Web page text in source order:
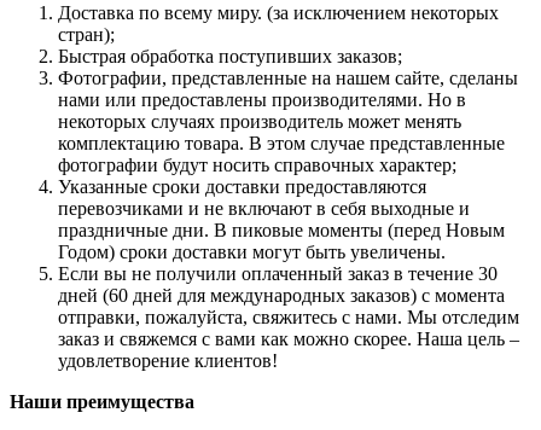
Доставка по всему миру. (за исключением некоторых
стран);
Быстрая обработка поступивших заказов;
Фотографии, представленные на нашем сайте, сделаны
нами или предоставлены производителями. Но в
некоторых случаях производитель может менять
комплектацию товара. В этом случае представленные
фотографии будут носить справочных характер;
Указанные сроки доставки предоставляются
перевозчиками и не включают в себя выходные и
праздничные дни. В пиковые моменты (перед Новым
Годом) сроки доставки могут быть увеличены.
Если вы не получили оплаченный заказ в течение 30
дней (60 дней для международных заказов) с момента
отправки, пожалуйста, свяжитесь с нами. Мы отследим
заказ и свяжемся с вами как можно скорее. Наша цель –
удовлетворение клиентов!
Наши преимущества